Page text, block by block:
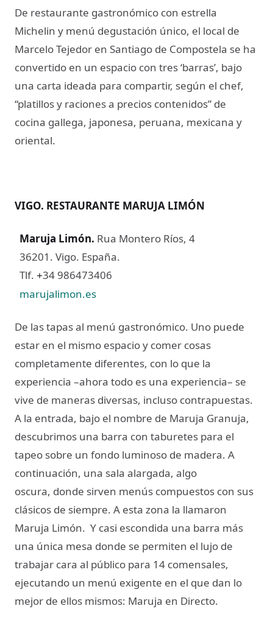
De restaurante gastronómico con estrella
Michelin y menú degustación único, el local de
Marcelo Tejedor en Santiago de Compostela se ha
convertido en un espacio con tres ‘barras’, bajo
una carta ideada para compartir, según el chef,
“platillos y raciones a precios contenidos” de
cocina gallega, japonesa, peruana, mexicana y
oriental.
VIGO. RESTAURANTE MARUJA LIMÓN
Maruja Limón. Rua Montero Ríos, 4
36201. Vigo. España.
Tlf. +34 986473406
marujalimon.es
De las tapas al menú gastronómico. Uno puede
estar en el mismo espacio y comer cosas
completamente diferentes, con lo que la
experiencia –ahora todo es una experiencia– se
vive de maneras diversas, incluso contrapuestas.
A la entrada, bajo el nombre de Maruja Granuja,
descubrimos una barra con taburetes para el
tapeo sobre un fondo luminoso de madera. A
continuación, una sala alargada, algo
oscura, donde sirven menús compuestos con sus
clásicos de siempre. A esta zona la llamaron
Maruja Limón. Y casi escondida una barra más
una única mesa donde se permiten el lujo de
trabajar cara al público para 14 comensales,
ejecutando un menú exigente en el que dan lo
mejor de ellos mismos: Maruja en Directo.